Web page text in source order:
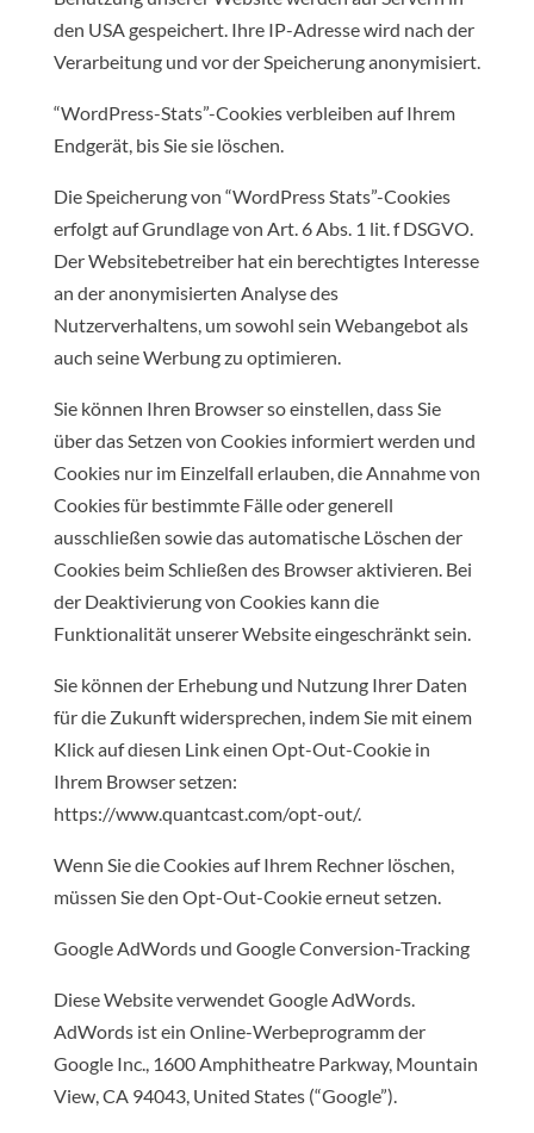
den USA gespeichert. Ihre IP-Adresse wird nach der
Verarbeitung und vor der Speicherung anonymisiert.
“WordPress-Stats”-Cookies verbleiben auf Ihrem
Endgerät, bis Sie sie löschen.
Die Speicherung von “WordPress Stats”-Cookies
erfolgt auf Grundlage von Art. 6 Abs. 1 lit. f DSGVO.
Der Websitebetreiber hat ein berechtigtes Interesse
an der anonymisierten Analyse des
Nutzerverhaltens, um sowohl sein Webangebot als
auch seine Werbung zu optimieren.
Sie können Ihren Browser so einstellen, dass Sie
über das Setzen von Cookies informiert werden und
Cookies nur im Einzelfall erlauben, die Annahme von
Cookies für bestimmte Fälle oder generell
ausschließen sowie das automatische Löschen der
Cookies beim Schließen des Browser aktivieren. Bei
der Deaktivierung von Cookies kann die
Funktionalität unserer Website eingeschränkt sein.
Sie können der Erhebung und Nutzung Ihrer Daten
für die Zukunft widersprechen, indem Sie mit einem
Klick auf diesen Link einen Opt-Out-Cookie in
Ihrem Browser setzen:
https://www.quantcast.com/opt-out/.
Wenn Sie die Cookies auf Ihrem Rechner löschen,
müssen Sie den Opt-Out-Cookie erneut setzen.
Google AdWords und Google Conversion-Tracking
Diese Website verwendet Google AdWords.
AdWords ist ein Online-Werbeprogramm der
Google Inc., 1600 Amphitheatre Parkway, Mountain
View, CA 94043, United States (“Google”).